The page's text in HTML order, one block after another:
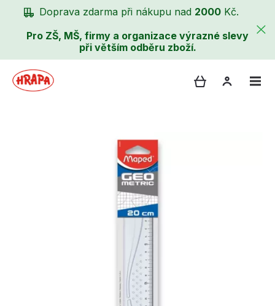
Doprava zdarma při nákupu nad 2000 Kč.
Pro ZŠ, MŠ, firmy a organizace výrazné slevy
při větším odběru zboží.